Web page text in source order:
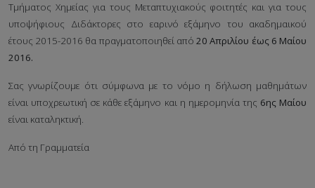
Τμήματος Χημείας για τους Μεταπτυχιακούς φοιτητές και για τους
υποψήφιους Διδάκτορες στο εαρινό εξάμηνο του ακαδημαικού
έτους 2015-2016 θα πραγματοποιηθεί από 20 Απριλίου έως 6 Μαίου
2016.
Σας γνωρίζουμε ότι σύμφωνα με το νόμο η δήλωση μαθημάτων
είναι υποχρεωτική σε κάθε εξάμηνο και η ημερομηνία της 6ης Μαίου
είναι καταληκτική.
Από τη Γραμματεία